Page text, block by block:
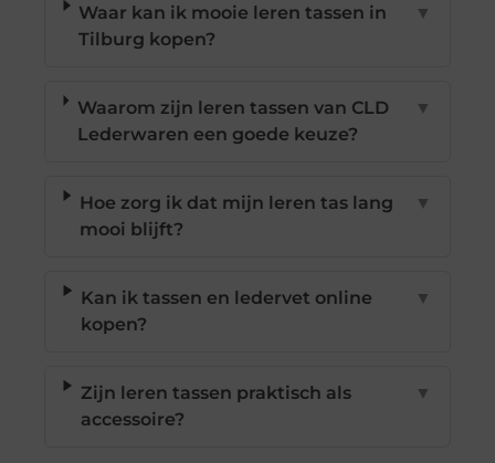
Waar kan ik mooie leren tassen in
Tilburg kopen?
▼
Waarom zijn leren tassen van CLD
Lederwaren een goede keuze?
▼
Hoe zorg ik dat mijn leren tas lang
mooi blijft?
▼
Kan ik tassen en ledervet online
kopen?
▼
Zijn leren tassen praktisch als
accessoire?
▼